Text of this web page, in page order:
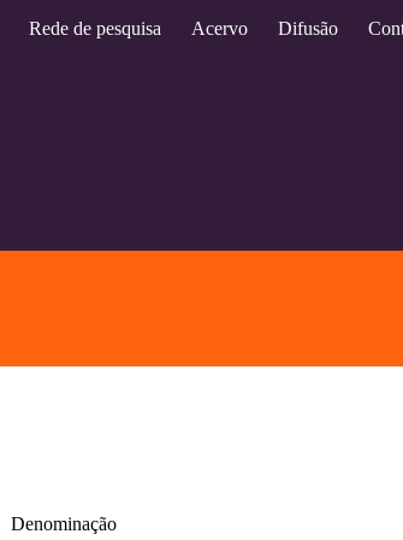
Rede de pesquisa Acervo Difusão
Denominação